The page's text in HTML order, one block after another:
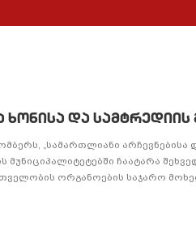
ხონისა და
„სამართლიანი
მუნიციპალიტეტებში ჩაატარა
ორგანოების საჯარო